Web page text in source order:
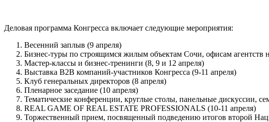
Деловая программа Конгресса включает следующие мероприятия:
Весенний заплыв (9 апреля)
Бизнес-туры по строящимся жилым объектам Сочи, офисам агентств
Мастер-классы и бизнес-тренинги (8, 9 и 12 апреля)
Выставка B2B компаний-участников Конгресса (9-11 апреля)
Клуб генеральных директоров (8 апреля)
Пленарное заседание (10 апреля)
Тематические конференции, круглые столы, панельные дискуссии,
REAL GAME OF REAL ESTATE PROFESSIONALS (10-11 апреля)
Торжественный прием, посвященный подведению итогов второй